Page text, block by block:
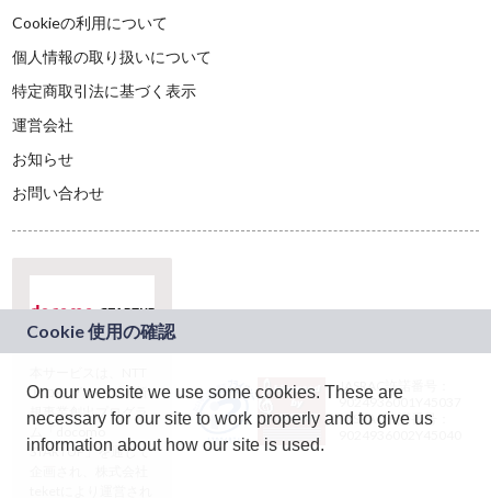
Cookieの利用について
個人情報の取り扱いについて
特定商取引法に基づく表示
運営会社
お知らせ
お問い合わせ
ドコモグループの新
規事業創出プログラ
ム「docomo
STARTUP」を通じて
JASRAC許諾番号：
9024936001Y45037
JASRAC許諾番号：
On our website we use some cookies. These are
necessary for our site to work properly and to give us
information about how our site is used.